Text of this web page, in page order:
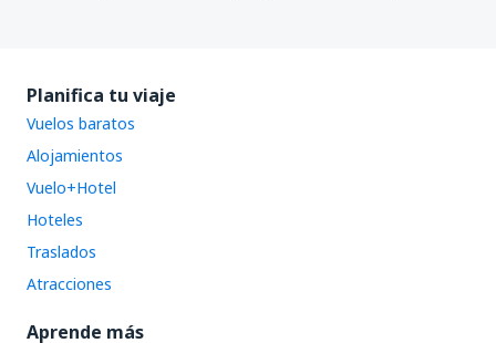
Planifica tu viaje
Vuelos baratos
Alojamientos
Vuelo+Hotel
Hoteles
Traslados
Atracciones
Aprende más